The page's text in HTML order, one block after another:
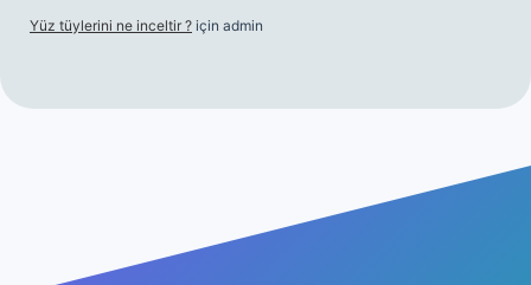
Yüz tüylerini ne inceltir ? için admin